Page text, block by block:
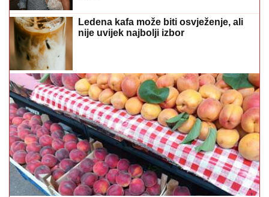
Ledena kafa može biti osvježenje, ali
nije uvijek najbolji izbor